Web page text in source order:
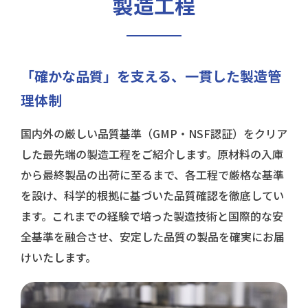
「確かな品質」を支える、 一貫した製造管
理体制
国内外の厳しい品質基準（GMP・NSF認証）をクリア
した最先端の製造工程をご紹介します。原材料の入庫
から最終製品の出荷に至るまで、各工程で厳格な基準
を設け、科学的根拠に基づいた品質確認を徹底してい
ます。これまでの経験で培った製造技術と国際的な安
全基準を融合させ、安定した品質の製品を確実にお届
けいたします。